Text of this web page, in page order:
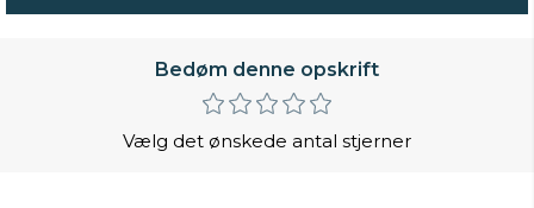
Bedøm denne opskrift
Vælg det ønskede antal stjerner